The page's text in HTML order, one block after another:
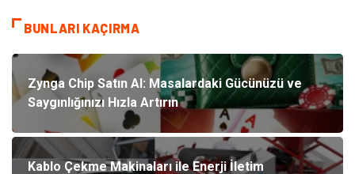
BUNLARI KAÇIRMA
Zynga Chip Satın Al: Masalardaki Gücünüzü ve
Saygınlığınızı Hızla Artırın
Kablo Çekme Makinaları ile Enerji İletim